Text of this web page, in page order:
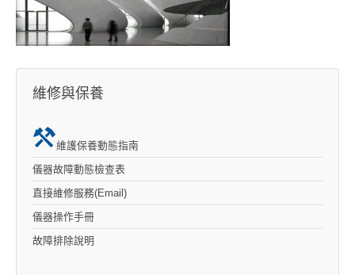
維修與保養
維護保養動態指南
儀器故障動態檢查表
直接維修服務(Email)
儀器操作手冊
故障排除說明